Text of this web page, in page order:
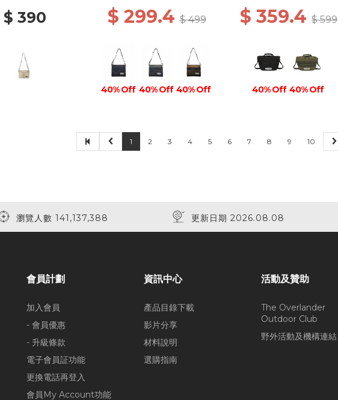
$ 390 $ 299.4$ 499
40% Off 40% Off 40% Off
$ 359.4 $ 599
40% Off 40% Off
1 2 3 4 5 6 7 8 9 10
瀏覽人數 141,137,388 更新日期 2026.08.08
會員計劃
加入會員
- 會員優惠
- 升級條款
電子會員証功能
更換電話再登入
會員My Account功能
資訊中心
產品目錄下載
影片分享
材料說明
選購指南
活動及贊助
The Overlander
Outdoor Club
野外活動及機構連結